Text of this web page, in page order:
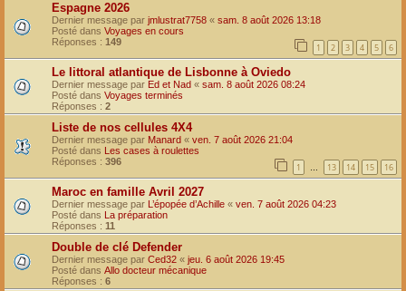
Espagne 2026
Dernier message par jmlustrat7758 « sam. 8 août 2026 13:18
Posté dans Voyages en cours
Réponses : 149 1 2 3 4 5 6
Le littoral atlantique de Lisbonne à Oviedo
Dernier message par Ed et Nad « sam. 8 août 2026 08:24
Posté dans Voyages terminés
Réponses : 2
Liste de nos cellules 4X4
Dernier message par Manard « ven. 7 août 2026 21:04
Posté dans Les cases à roulettes
Réponses : 396 1 … 13 14 15 16
Maroc en famille Avril 2027
Dernier message par L’épopée d’Achille « ven. 7 août 2026 04:23
Posté dans La préparation
Réponses : 11
Double de clé Defender
Dernier message par Ced32 « jeu. 6 août 2026 19:45
Posté dans Allo docteur mécanique
Réponses : 6